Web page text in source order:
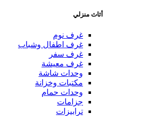
أثاث منزلي
غرف نوم
غرف اطفال وشباب
غرف سفر
غرف معيشة
وحدات شاشة
مكتبات وخزانة
وحدات حمام
جزامات
ترابيزات